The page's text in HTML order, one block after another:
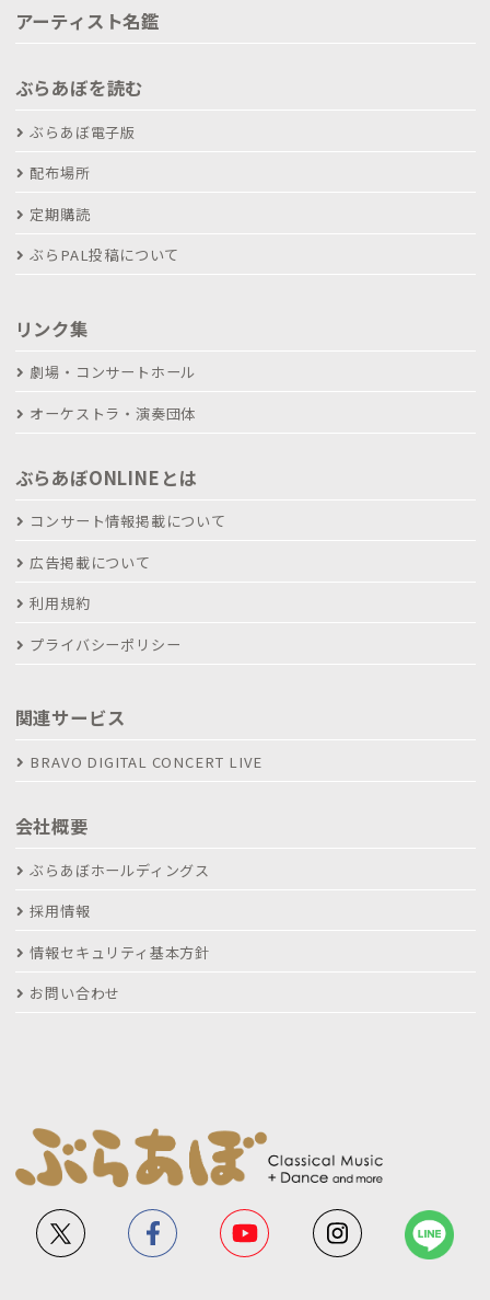
アーティスト名鑑
ぶらあぼを読む
ぶらあぼ電子版
配布場所
定期購読
ぶらPAL投稿について
リンク集
劇場・コンサートホール
オーケストラ・演奏団体
ぶらあぼONLINEとは
コンサート情報掲載について
広告掲載について
利用規約
プライバシーポリシー
関連サービス
BRAVO DIGITAL CONCERT LIVE
会社概要
ぶらあぼホールディングス
採用情報
情報セキュリティ基本方針
お問い合わせ